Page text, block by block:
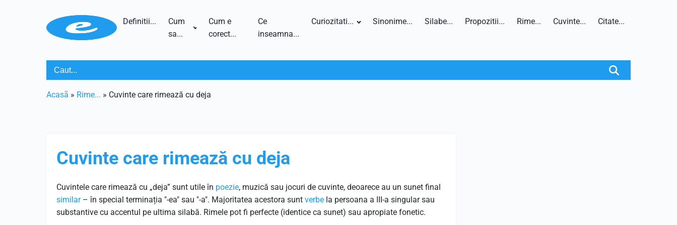
Definitii...
Cum
sa...
Cum e
corect...
Ce
inseamna...
Curiozitati... Sinonime... Silabe... Propozitii... Rime... Cuvinte... Citate...
Acasã » Rime... » Cuvinte care rimează cu deja
Cuvinte care rimează cu deja
Cuvintele care rimează cu „deja” sunt utile în poezie, muzică sau jocuri de cuvinte, deoarece au un sunet final
similar– în special terminația "-ea" sau "-a". Majoritatea acestora sunt verbe la persoana a III-a singular sau
substantive cu accentul pe ultima silabă. Rimele pot fi perfecte (identice ca sunet) sau apropiate fonetic.